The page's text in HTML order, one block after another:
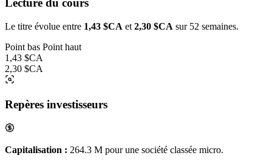
Lecture du cours
Le titre évolue entre 1,43 $CA et 2,30 $CA sur 52 semaines.
Point bas Point haut
1,43 $CA
2,30 $CA
Repères investisseurs
Capitalisation : 264.3 M pour une société classée micro.